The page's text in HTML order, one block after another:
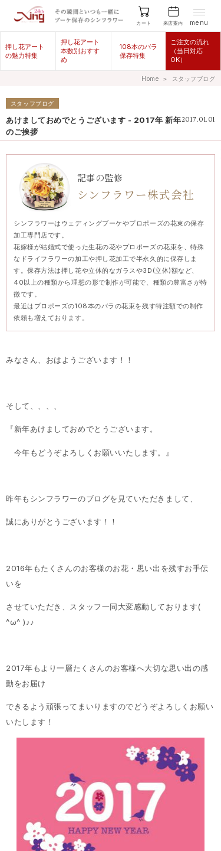
カート 来店案内 menu
押し花アート
の魅力特集
押し花アート
本数別おすす
め
108本のバラ
保存特集
ご注文の流れ
（当日対応
OK）
Home ＞ スタッフブログ
スタッフブログ
2017.01.01
あけましておめでとうございます - 2017年 新年
のご挨拶
記事の監修
シンフラワー株式会社
シンフラワーはウェディングブーケやプロポーズの花束の保存
加工専門店です。
花嫁様が結婚式で使った生花の花やプロポーズの花束を、特殊
なドライフラワーの加工や押し花加工で半永久的に保存しま
す。保存方法は押し花や立体的なガラスや3D(立体)額など、
40以上の種類から理想の形で制作が可能で、種類の豊富さが特
徴です。
最近はプロポーズの108本のバラの花束を残す特注額での制作
依頼も増えております。
みなさん、おはようございます！！
そして、、、、
『新年あけましておめでとうございます。
今年もどうぞよろしくお願いいたします。』
昨年もシンフラワーのブログを見ていただきまして、
誠にありがとうございます！！
2016年もたくさんのお客様のお花・思い出を残すお手伝
いを
させていただき、スタッフ一同大変感動しております(
^ω^ )♪♪
2017年もより一層たくさんのお客様へ大切な思い出の感
動をお届け
できるよう頑張ってまいりますのでどうぞよろしくお願い
いたします！